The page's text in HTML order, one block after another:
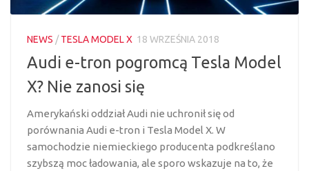
NEWS /TESLA MODEL X 18 WRZEŚNIA 2018
Audi e-tron pogromcą Tesla Model
X? Nie zanosi się
Amerykański oddział Audi nie uchronił się od
porównania Audi e-tron i Tesla Model X. W
samochodzie niemieckiego producenta podkreślano
szybszą moc ładowania, ale sporo wskazuje na to, że